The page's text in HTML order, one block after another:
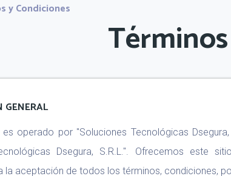
y Condiciones
GENERAL
operado por "Soluciones Tecnológicas
Dsegura, S.R.L.". Ofrecemos este
la aceptación de todos los términos, condiciones,